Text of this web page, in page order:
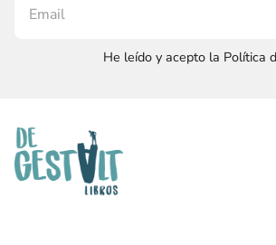
He leído y acepto la Política